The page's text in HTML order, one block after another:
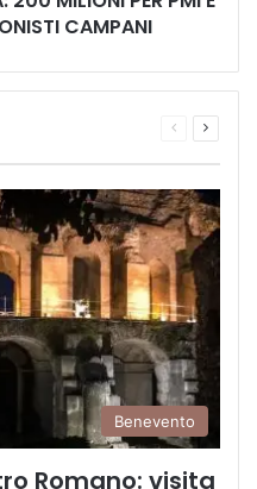
CAMPANI
Pagina
Benevento
Romano: visita